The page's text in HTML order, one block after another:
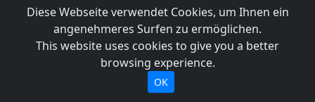
Diese Webseite verwendet Cookies, um Ihnen ein
angenehmeres Surfen zu ermöglichen.
This website uses cookies to give you a better
browsing experience.
OK